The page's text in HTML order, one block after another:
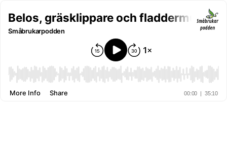
Belos, gräsklippare och fladdermusholk
Småbrukarpodden
00:00 | 35:10
More Info Share